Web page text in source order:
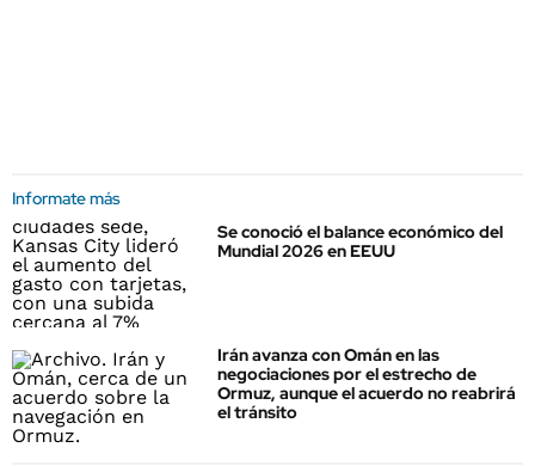
Informate más
Se conoció el balance económico del
Mundial 2026 en EEUU
Irán avanza con Omán en las
negociaciones por el estrecho de
Ormuz, aunque el acuerdo no reabrirá
el tránsito